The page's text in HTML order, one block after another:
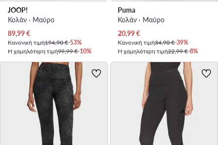
JOOP!
Κολάν · Μαύρο
Τρέχουσα τιμή
89,99€
Κανονική τιμή194,90 €-53%
Η χαμηλότερη τιμή99,99 €-10%
Puma
Κολάν · Μαύρο
Τρέχουσα τιμή
20,99€
Κανονική τιμή34,90 €-39%
Η χαμηλότερη τιμή22,99 €-8%